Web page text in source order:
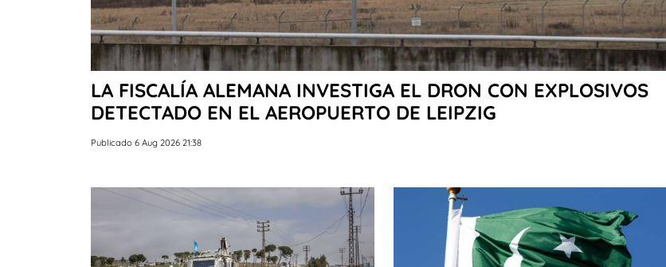
LA FISCALÍA ALEMANA INVESTIGA EL DRON CON EXPLOSIVOS
DETECTADO EN EL AEROPUERTO DE LEIPZIG
Publicado 6 Aug 2026 21:38